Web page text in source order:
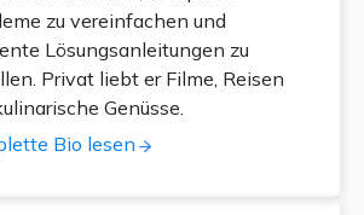
zu vereinfachen und
Lösungsanleitungen zu
Privat liebt er Filme, Reisen
Genüsse.
Bio lesen